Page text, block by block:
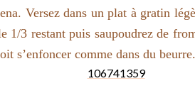
Versez dans un plat à gratin
1/3 restant puis saupoudrez de
s’enfoncer comme dans du beurre.